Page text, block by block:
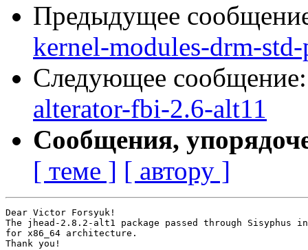
Предыдущее
kernel-modules-drm-
Следующее
alterator-fbi-2.6-alt11
Сообщения,
[ теме ] [ автору ]
Dear Victor Forsyuk!
The jhead-2.8.2-alt1 package passed through Sisyphus
for x86_64 architecture.
Thank you!